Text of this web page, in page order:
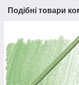
Подібні товари